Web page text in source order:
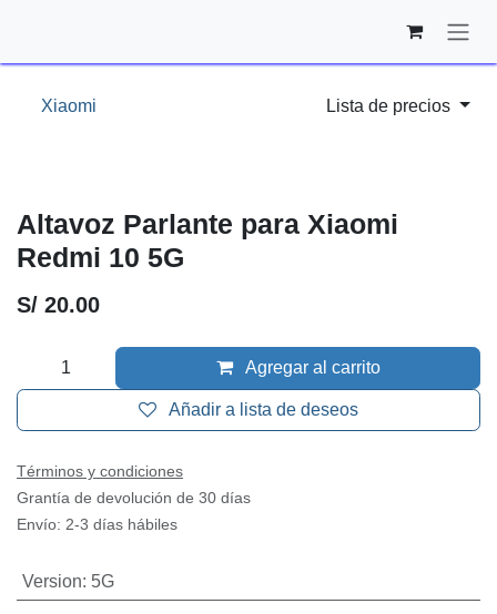
Xiaomi Lista de precios
Altavoz Parlante para Xiaomi
Redmi 10 5G
S/ 20.00
Agregar al carrito
Añadir a lista de deseos
Términos y condiciones
Grantía de devolución de 30 días
Envío: 2-3 días hábiles
Version: 5G